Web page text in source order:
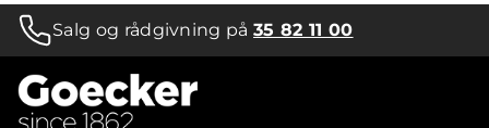
Salg og rådgivning på35 82 11 00